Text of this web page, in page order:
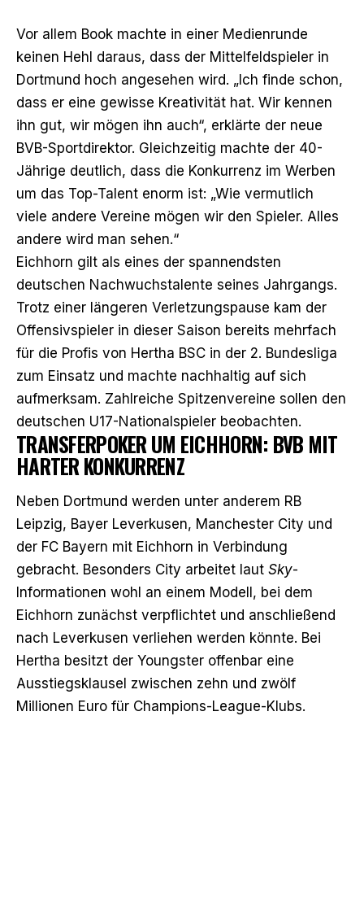
Vor allem Book machte in einer Medienrunde
keinen Hehl daraus, dass der Mittelfeldspieler in
Dortmund hoch angesehen wird. „Ich finde schon,
dass er eine gewisse Kreativität hat. Wir kennen
ihn gut, wir mögen ihn auch“, erklärte der neue
BVB-Sportdirektor. Gleichzeitig machte der 40-
Jährige deutlich, dass die Konkurrenz im Werben
um das Top-Talent enorm ist: „Wie vermutlich
viele andere Vereine mögen wir den Spieler. Alles
andere wird man sehen.“
Eichhorn gilt als eines der spannendsten
deutschen Nachwuchstalente seines Jahrgangs.
Trotz einer längeren Verletzungspause kam der
Offensivspieler in dieser Saison bereits mehrfach
für die Profis von Hertha BSC in der 2. Bundesliga
zum Einsatz und machte nachhaltig auf sich
aufmerksam. Zahlreiche Spitzenvereine sollen den
deutschen U17-Nationalspieler beobachten.
TRANSFERPOKER UM EICHHORN: BVB MIT
HARTER KONKURRENZ
Neben Dortmund werden unter anderem RB
Leipzig, Bayer Leverkusen, Manchester City und
der FC Bayern mit Eichhorn in Verbindung
gebracht. Besonders City arbeitet laut Sky-
Informationen wohl an einem Modell, bei dem
Eichhorn zunächst verpflichtet und anschließend
nach Leverkusen verliehen werden könnte. Bei
Hertha besitzt der Youngster offenbar eine
Ausstiegsklausel zwischen zehn und zwölf
Millionen Euro für Champions-League-Klubs.